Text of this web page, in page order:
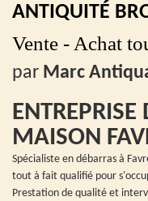
ANTIQUITÉ
Vente - Achat
par Marc
ENTREPRISE
MAISON
Spécialiste en débarras à
tout à fait qualifié pour
Prestation de qualité et